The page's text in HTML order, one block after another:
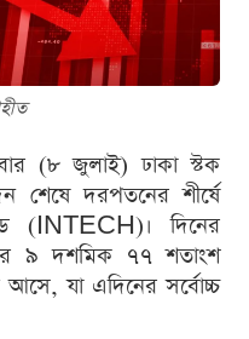
(৮ জুলাই) ঢাকা স্টক
শেষে দরপতনের শীর্ষে
(INTECH)। দিনের
৯ দশমিক ৭৭ শতাংশ
যা এদিনের সর্বোচ্চ